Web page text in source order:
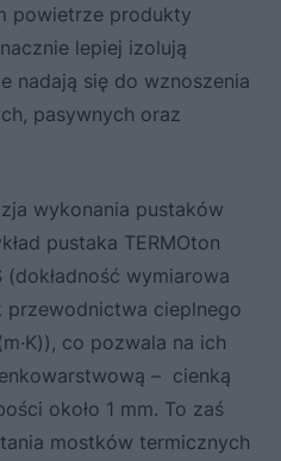
powietrze produkty
lepiej izolują
nadają się do wznoszenia
pasywnych oraz
wykonania pustaków
pustaka TERMOton
(dokładność wymiarowa
przewodnictwa cieplnego
co pozwala na ich
– cienką
około 1 mm. To zaś
mostków termicznych